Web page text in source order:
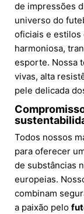
de impressões
universo do
oficiais e
harmoniosa,
esporte. Nossa
vivas, alta
pele delicada
Todos nossos
para oferecer
de substâncias
europeias.
combinam
a paixão pelo